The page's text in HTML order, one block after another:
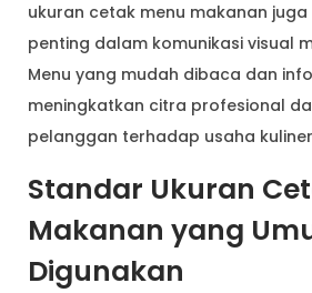
ukuran cetak menu makanan
penting dalam komunikasi visual
Menu yang mudah dibaca dan
meningkatkan citra profesional
pelanggan terhadap usaha
Standar Ukuran
Makanan yang
Digunakan